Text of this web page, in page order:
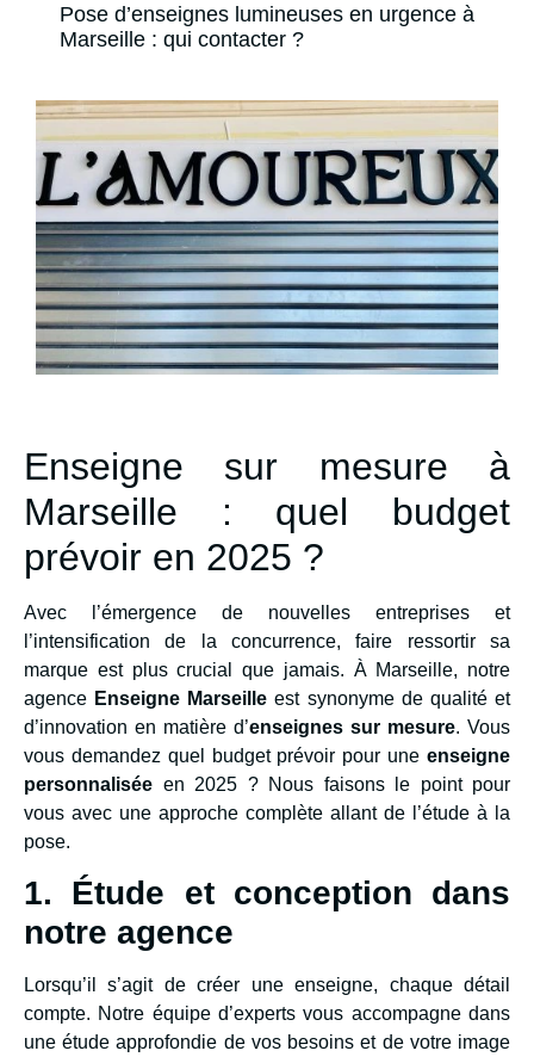
Pose d’enseignes lumineuses en urgence à
Marseille : qui contacter ?
Enseigne sur mesure à
Marseille : quel budget
prévoir en 2025 ?
Avec l’émergence de nouvelles entreprises et
l’intensification de la concurrence, faire ressortir sa
marque est plus crucial que jamais. À Marseille, notre
agence Enseigne Marseille est synonyme de qualité et
d’innovation en matière d’enseignes sur mesure. Vous
vous demandez quel budget prévoir pour une enseigne
personnalisée en 2025 ? Nous faisons le point pour
vous avec une approche complète allant de l’étude à la
pose.
1. Étude et conception dans
notre agence
Lorsqu’il s’agit de créer une enseigne, chaque détail
compte. Notre équipe d’experts vous accompagne dans
une étude approfondie de vos besoins et de votre image